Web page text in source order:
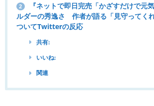
2
『ネットで即日完売「かざすだけで元
ルダーの秀逸さ 作者が語る「見守ってく
ついてTwitterの反応
共有:
いいね:
関連